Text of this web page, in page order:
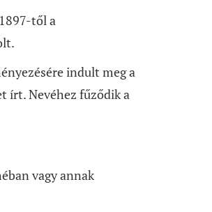
től a
indult meg a
írt. Nevéhez fűződik a
vagy annak